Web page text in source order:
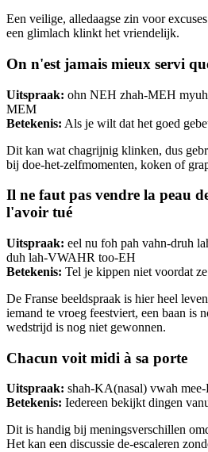
Een veilige, alledaagse zin voor
een glimlach klinkt het vriendelijk.
On n'est jamais mieux servi
Uitspraak: ohn NEH zhah-MEH
MEM
Betekenis: Als je wilt dat het goed
Dit kan wat chagrijnig klinken, dus
bij doe-het-zelfmomenten, koken of
Il ne faut pas vendre la peau
l'avoir tué
Uitspraak: eel nu foh pah vahn-druh
duh lah-VWAHR too-EH
Betekenis: Tel je kippen niet voordat
De Franse beeldspraak is hier heel
iemand te vroeg feestviert, een baan is
wedstrijd is nog niet gewonnen.
Chacun voit midi à sa porte
Uitspraak: shah-KA(nasal) vwah
Betekenis: Iedereen bekijkt dingen
Dit is handig bij meningsverschillen
Het kan een discussie de-escaleren